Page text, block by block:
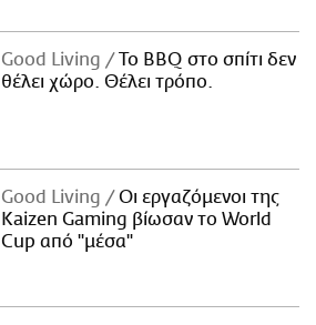
Good Living
Το BBQ στο σπίτι δεν
θέλει χώρο. Θέλει τρόπο.
Good Living
Οι εργαζόμενοι της
Kaizen Gaming βίωσαν το World
Cup από "μέσα"